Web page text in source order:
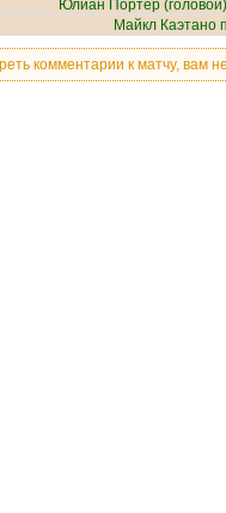
Юлиан Портер
Майкл Каэтано
комментарии к матчу, вам